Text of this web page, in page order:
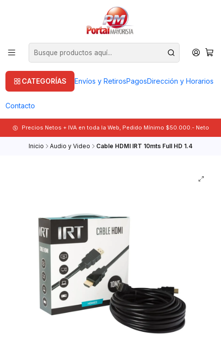
CATEGORÍAS Envíos y RetirosPagosDirección y Horarios
Contacto
Precios Netos + IVA en toda la Web, Pedido Mínimo $50.000.- Neto
Inicio Audio y Video Cable HDMI IRT 10mts Full HD 1.4